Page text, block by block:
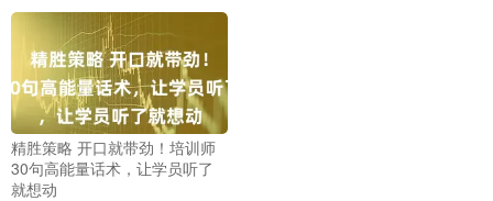
精胜策略 开口就带劲！培训师
30句高能量话术，让学员听了
就想动